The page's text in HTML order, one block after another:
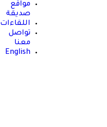
مواقع
اللقاءات
تواصل
English